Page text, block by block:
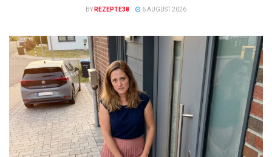
BY REZEPTE38 6 AUGUST 2026